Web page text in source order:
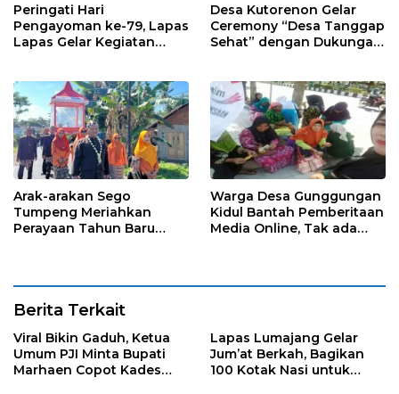
Peringati Hari
Pengayoman ke-79, Lapas
Lapas Gelar Kegiatan
Desa Kutorenon Gelar
Ceremony “Desa Tanggap
Sehat” dengan Dukungan
Arak-arakan Sego
Tumpeng Meriahkan
Perayaan Tahun Baru
Warga Desa Gunggungan
Kidul Bantah Pemberitaan
Media Online, Tak ada
Berita Terkait
Viral Bikin Gaduh, Ketua
Umum PJI Minta Bupati
Marhaen Copot Kades
Lapas Lumajang Gelar
Jum’at Berkah, Bagikan
100 Kotak Nasi untuk